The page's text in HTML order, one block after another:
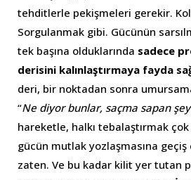
tehditlerle pekişmeleri gerekir.
Sorgulanmak gibi. Gücünün
tek başına olduklarında sadece
derisini kalınlaştırmaya fayda
deri, bir noktadan sonra
“Ne diyor bunlar, saçma sapan
hareketle, halkı tebalaştırmak
gücün mutlak yozlaşmasına
zaten. Ve bu kadar kilit yer tutan